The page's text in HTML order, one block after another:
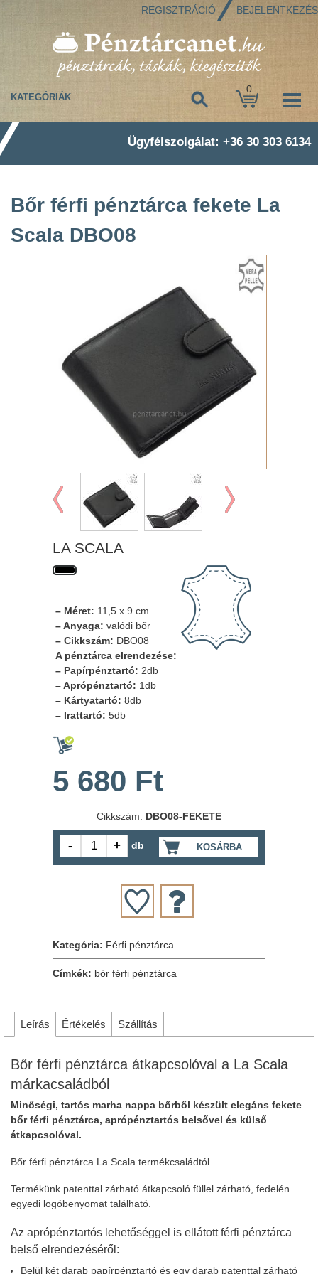
REGISZTRÁCIÓ BEJELENTKEZÉS
0
KATEGÓRIÁK
Ügyfélszolgálat: +36 30 303 6134
Bőr férfi pénztárca fekete La
Scala DBO08
LA SCALA
– Méret: 11,5 x 9 cm
– Anyaga: valódi bőr
– Cikkszám: DBO08
A pénztárca elrendezése:
– Papírpénztartó: 2db
– Aprópénztartó: 1db
– Kártyatartó: 8db
– Irattartó: 5db
5 680 Ft
Cikkszám: DBO08-FEKETE
KOSÁRBA
db
Kategória: Férfi pénztárca
Címkék: bőr férfi pénztárca
Leírás Értékelés Szállítás
Bőr férfi pénztárca átkapcsolóval a La Scala
márkacsaládból
Minőségi, tartós marha nappa bőrből készült elegáns fekete
bőr férfi pénztárca, aprópénztartós belsővel és külső
átkapcsolóval.
Bőr férfi pénztárca La Scala termékcsaládtól.
Termékünk patenttal zárható átkapcsoló füllel zárható, fedelén
egyedi logóbenyomat található.
Az aprópénztartós lehetőséggel is ellátott férfi pénztárca
belső elrendezéséről:
Belül két darab papírpénztartó és egy darab patenttal zárható